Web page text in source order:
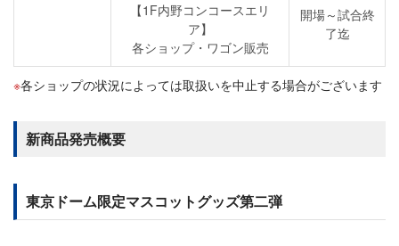
【1F内野コンコースエリ
ア】
各ショップ・ワゴン販売
開場～試合終
了迄
各ショップの状況によっては取扱いを中止する場合がございます
新商品発売概要
東京ドーム限定マスコットグッズ第二弾